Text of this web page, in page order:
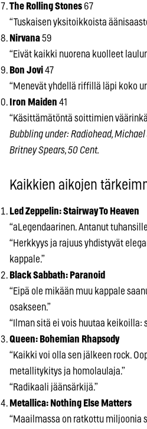
The Rolling Stones 67
“Tuskaisen yksitoikkoista
Nirvana59
“Eivät kaikki nuorena kuolleet
Bon Jovi47
“Menevät yhdellä riffillä läpi koko
Iron Maiden 41
“Käsittämätöntä soittimien
Bubbling under: Radiohead,
Britney Spears, 50 Cent.
Kaikkien aikojen
Led Zeppelin: Stairway To Heaven
“aLegendaarinen. Antanut
“Herkkyys ja rajuus yhdistyvät
kappale.”
Black Sabbath: Paranoid
“Eipä ole mikään muu kappale
osakseen.”
“Ilman sitä ei vois huutaa keikoilla:
Queen: Bohemian Rhapsody
“Kaikki voi olla sen jälkeen rock.
metallitykitys ja homolaulaja.”
“Radikaali jäänsärkijä.”
Metallica: Nothing Else Matters
“Maailmassa on ratkottu miljoonia